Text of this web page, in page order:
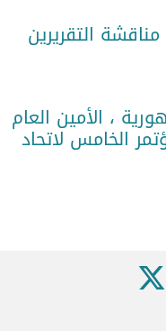
التقريرين
، الأمين العام
الخامس لاتحاد